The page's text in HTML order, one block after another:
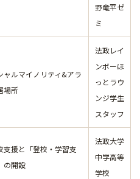
野竜平ゼ
ミ
ャルマイノリティ&アラ
場所
法政レイ
ンボーほ
っとラウ
ンジ学生
スタッフ
支援と「登校・学習支
の開設
法政大学
中学高等
学校